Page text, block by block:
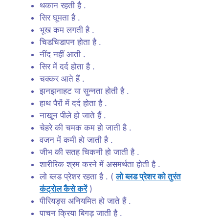
थकान रहती है .
सिर घूमता है .
भूख कम लगती है .
चिडचिडापन होता है .
नींद नहीं आती .
सिर में दर्द होता है .
चक्कर आते हैं .
झनझनाहट या सुन्नता होती है .
हाथ पैरों में दर्द होता है .
नाखून पीले हो जाते हैं .
चेहरे की चमक कम हो जाती है .
वजन में कमी हो जाती है .
जीभ की सतह चिकनी हो जाती है .
शारीरिक श्रम करने में असमर्थता होती है .
लो ब्लड प्रेशर रहता है . (लो ब्लड प्रेशर को तुरंत
कंट्रोल कैसे करें)
पीरियड्स अनियमित हो जाते हैं .
पाचन क्रिया बिगड़ जाती है .